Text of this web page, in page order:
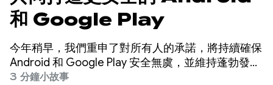
和 Google Play
今年稍早，我們重申了對所有人的承諾，將持續確保
Android 和 Google Play 安全無虞，並維持蓬勃發展
的環境，讓使用者能信任自己下載的應用程式，您的
3 分鐘小故事